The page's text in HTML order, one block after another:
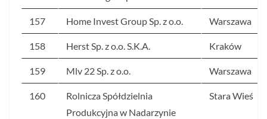
157 Home Invest Group Sp. z o.o. Warszawa
158 Herst Sp. z o.o. S.K.A. Kraków
159 Mlv 22 Sp. z o.o. Warszawa
160
Rolnicza Spółdzielnia
Produkcyjna w Nadarzynie
Stara Wieś